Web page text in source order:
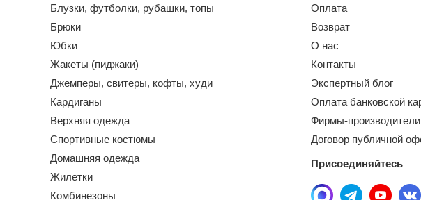
Блузки, футболки, рубашки, топы
Брюки
Юбки
Жакеты (пиджаки)
Джемперы, свитеры, кофты, худи
Кардиганы
Верхняя одежда
Спортивные костюмы
Домашняя одежда
Жилетки
Комбинезоны
Оплата
Возврат
О нас
Контакты
Экспертный блог
Оплата банковской
Фирмы-производители
Договор публичной
Присоединяйтесь